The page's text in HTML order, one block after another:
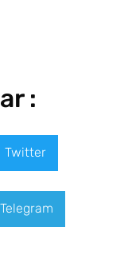
:
Twitter
Telegram